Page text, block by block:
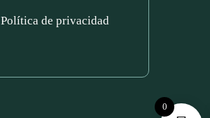
Política de privacidad
0